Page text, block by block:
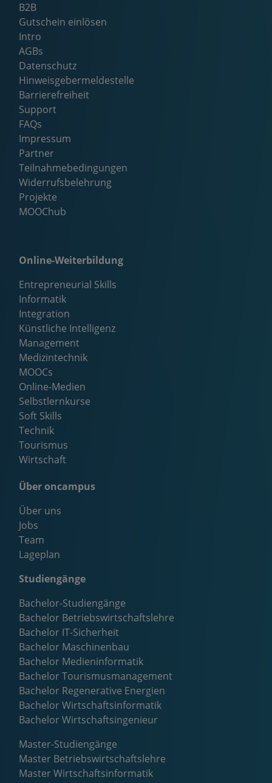
B2B
Gutschein einlösen
Intro
AGBs
Datenschutz
Hinweisgebermeldestelle
Barrierefreiheit
Support
FAQs
Impressum
Partner
Teilnahmebedingungen
Widerrufsbelehrung
Projekte
MOOChub
Online-Weiterbildung
Entrepreneurial Skills
Informatik
Integration
Künstliche Intelligenz
Management
Medizintechnik
MOOCs
Online-Medien
Selbstlernkurse
Soft Skills
Technik
Tourismus
Wirtschaft
Über oncampus
Über uns
Jobs
Team
Lageplan
Studiengänge
Bachelor-Studiengänge
Bachelor Betriebswirtschaftslehre
Bachelor IT-Sicherheit
Bachelor Maschinenbau
Bachelor Medieninformatik
Bachelor Tourismusmanagement
Bachelor Regenerative Energien
Bachelor Wirtschaftsinformatik
Bachelor Wirtschaftsingenieur
Master-Studiengänge
Master Betriebswirtschaftslehre
Master Wirtschaftsinformatik